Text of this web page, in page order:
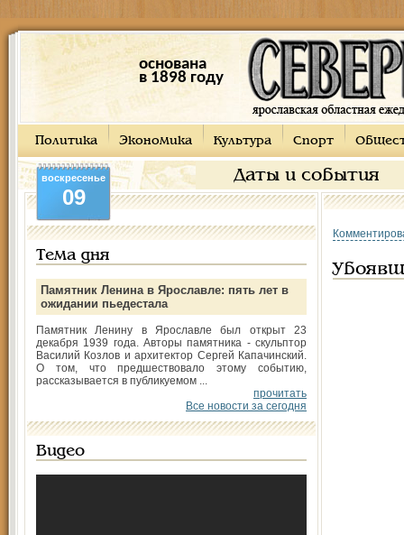
основана
в 1898 году
Политика Экономика Культура Спорт
Даты и события
воскресенье
09
Тема дня
Памятник Ленина в Ярославле: пять лет в
ожидании пьедестала
Памятник Ленину в Ярославле был открыт 23
декабря 1939 года. Авторы памятника - скульптор
Василий Козлов и архитектор Сергей Капачинский.
О том, что предшествовало этому событию,
рассказывается в публикуемом ...
прочитать
Все новости за сегодня
Видео